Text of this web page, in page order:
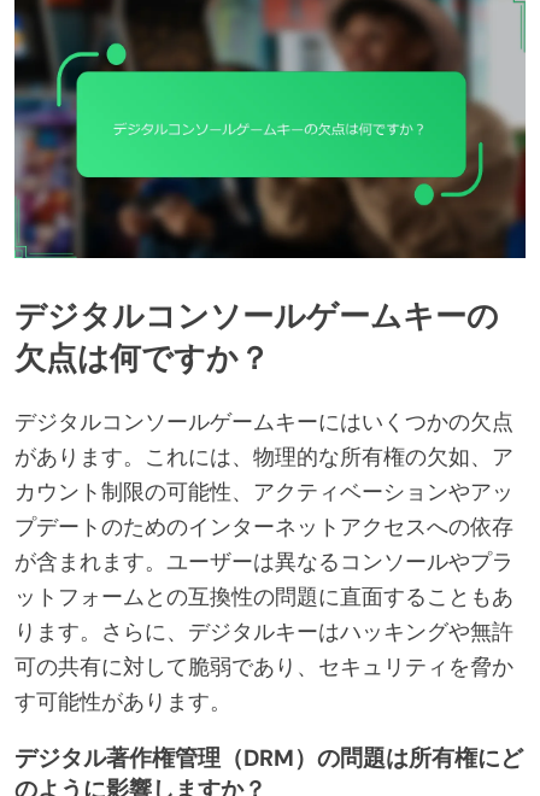
デジタルコンソールゲームキーの
欠点は何ですか？
デジタルコンソールゲームキーにはいくつかの欠点
があります。これには、物理的な所有権の欠如、ア
カウント制限の可能性、アクティベーションやアッ
プデートのためのインターネットアクセスへの依存
が含まれます。ユーザーは異なるコンソールやプラ
ットフォームとの互換性の問題に直面することもあ
ります。さらに、デジタルキーはハッキングや無許
可の共有に対して脆弱であり、セキュリティを脅か
す可能性があります。
デジタル著作権管理（DRM）の問題は所有権にど
のように影響しますか？